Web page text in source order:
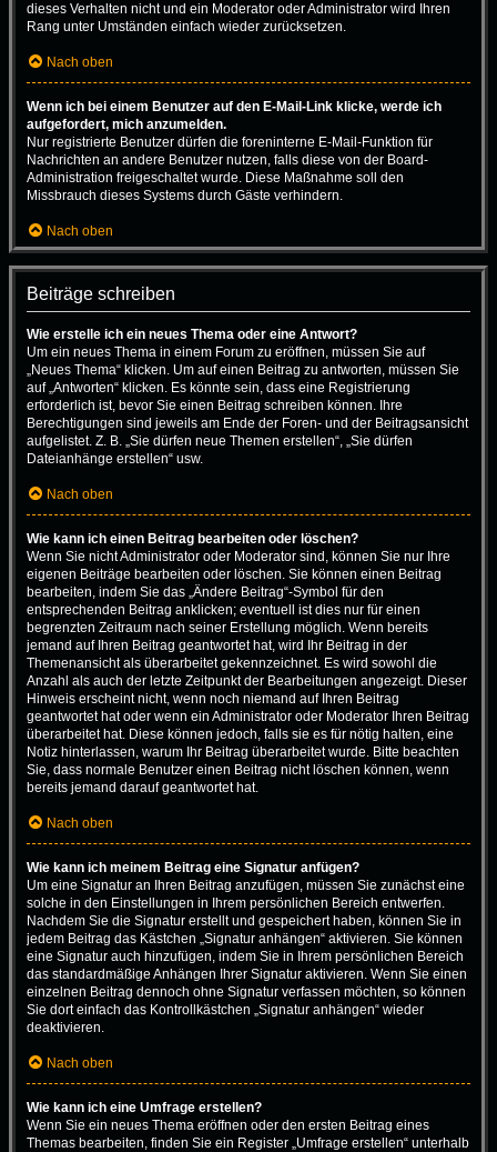
dieses Verhalten nicht und ein Moderator oder Administrator wird Ihren
Rang unter Umständen einfach wieder zurücksetzen.
Nach oben
Wenn ich bei einem Benutzer auf den E-Mail-Link klicke, werde ich
aufgefordert, mich anzumelden.
Nur registrierte Benutzer dürfen die foreninterne E-Mail-Funktion für
Nachrichten an andere Benutzer nutzen, falls diese von der Board-
Administration freigeschaltet wurde. Diese Maßnahme soll den
Missbrauch dieses Systems durch Gäste verhindern.
Nach oben
Beiträge schreiben
Wie erstelle ich ein neues Thema oder eine Antwort?
Um ein neues Thema in einem Forum zu eröffnen, müssen Sie auf
„Neues Thema“ klicken. Um auf einen Beitrag zu antworten, müssen Sie
auf „Antworten“ klicken. Es könnte sein, dass eine Registrierung
erforderlich ist, bevor Sie einen Beitrag schreiben können. Ihre
Berechtigungen sind jeweils am Ende der Foren- und der Beitragsansicht
aufgelistet. Z. B. „Sie dürfen neue Themen erstellen“, „Sie dürfen
Dateianhänge erstellen“ usw.
Nach oben
Wie kann ich einen Beitrag bearbeiten oder löschen?
Wenn Sie nicht Administrator oder Moderator sind, können Sie nur Ihre
eigenen Beiträge bearbeiten oder löschen. Sie können einen Beitrag
bearbeiten, indem Sie das „Ändere Beitrag“-Symbol für den
entsprechenden Beitrag anklicken; eventuell ist dies nur für einen
begrenzten Zeitraum nach seiner Erstellung möglich. Wenn bereits
jemand auf Ihren Beitrag geantwortet hat, wird Ihr Beitrag in der
Themenansicht als überarbeitet gekennzeichnet. Es wird sowohl die
Anzahl als auch der letzte Zeitpunkt der Bearbeitungen angezeigt. Dieser
Hinweis erscheint nicht, wenn noch niemand auf Ihren Beitrag
geantwortet hat oder wenn ein Administrator oder Moderator Ihren Beitrag
überarbeitet hat. Diese können jedoch, falls sie es für nötig halten, eine
Notiz hinterlassen, warum Ihr Beitrag überarbeitet wurde. Bitte beachten
Sie, dass normale Benutzer einen Beitrag nicht löschen können, wenn
bereits jemand darauf geantwortet hat.
Nach oben
Wie kann ich meinem Beitrag eine Signatur anfügen?
Um eine Signatur an Ihren Beitrag anzufügen, müssen Sie zunächst eine
solche in den Einstellungen in Ihrem persönlichen Bereich entwerfen.
Nachdem Sie die Signatur erstellt und gespeichert haben, können Sie in
jedem Beitrag das Kästchen „Signatur anhängen“ aktivieren. Sie können
eine Signatur auch hinzufügen, indem Sie in Ihrem persönlichen Bereich
das standardmäßige Anhängen Ihrer Signatur aktivieren. Wenn Sie einen
einzelnen Beitrag dennoch ohne Signatur verfassen möchten, so können
Sie dort einfach das Kontrollkästchen „Signatur anhängen“ wieder
deaktivieren.
Nach oben
Wie kann ich eine Umfrage erstellen?
Wenn Sie ein neues Thema eröffnen oder den ersten Beitrag eines
Themas bearbeiten, finden Sie ein Register „Umfrage erstellen“ unterhalb